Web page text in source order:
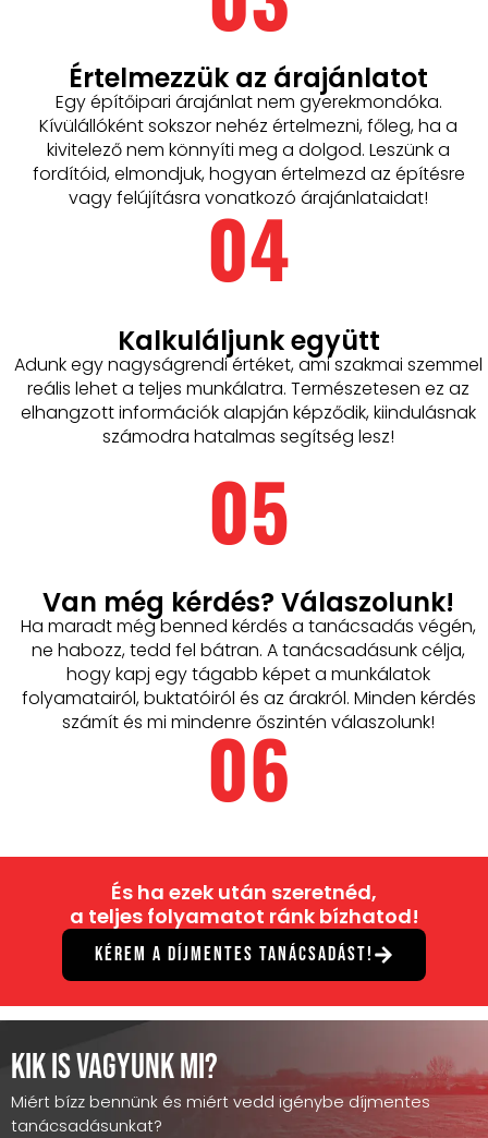
Értelmezzük az árajánlatot
Egy építőipari árajánlat nem gyerekmondóka.
Kívülállóként sokszor nehéz értelmezni, főleg, ha a
kivitelező nem könnyíti meg a dolgod. Leszünk a
fordítóid, elmondjuk, hogyan értelmezd az építésre
vagy felújításra vonatkozó árajánlataidat!
04
Kalkuláljunk együtt
Adunk egy nagyságrendi értéket, ami szakmai szemmel
reális lehet a teljes munkálatra. Természetesen ez az
elhangzott információk alapján képződik, kiindulásnak
számodra hatalmas segítség lesz!
05
Van még kérdés? Válaszolunk!
Ha maradt még benned kérdés a tanácsadás végén,
ne habozz, tedd fel bátran. A tanácsadásunk célja,
hogy kapj egy tágabb képet a munkálatok
folyamatairól, buktatóiról és az árakról. Minden kérdés
számít és mi mindenre őszintén válaszolunk!​
06
És ha ezek után szeretnéd,
a teljes folyamatot ránk bízhatod!
Kérem a díjmentes Tanácsadást!
Kik is vagyunk mi?
Miért bízz bennünk és miért vedd igénybe díjmentes
tanácsadásunkat?